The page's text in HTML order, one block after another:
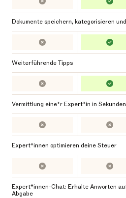
Dokumente speichern, kategorisieren
Weiterführende Tipps
Vermittlung eine*r Expert*in in
Expert*innen optimieren deine Steuer
Expert*innen-Chat: Erhalte Anworten
Abgabe